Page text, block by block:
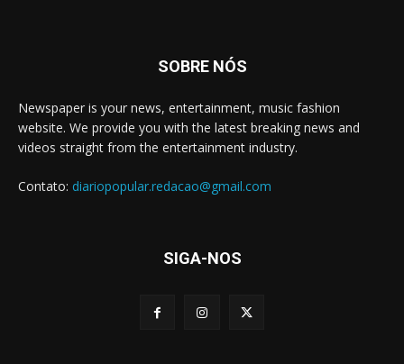
SOBRE NÓS
Newspaper is your news, entertainment, music fashion
website. We provide you with the latest breaking news and
videos straight from the entertainment industry.
Contato: diariopopular.redacao@gmail.com
SIGA-NOS